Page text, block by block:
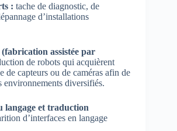
: tache de diagnostic, de
d’installations
assistée par
de robots qui acquièrent
de capteurs ou de caméras afin de
environnements diversifiés.
langage et traduction
d’interfaces en langage